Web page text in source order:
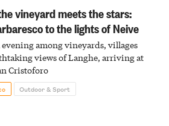
vineyard meets the stars:
to the lights of Neive
evening among vineyards, villages
views of Langhe, arriving at
Cristoforo
Outdoor & Sport